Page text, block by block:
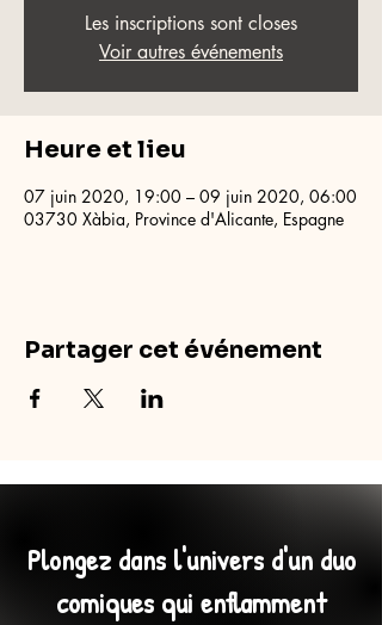
Les inscriptions sont closes
Voir autres événements
Heure et lieu
07 juin 2020, 19:00 – 09 juin 2020, 06:00
03730 Xàbia, Province d'Alicante, Espagne
Partager cet événement
Plongez dans l'univers d'un duo
comiques qui enflamment